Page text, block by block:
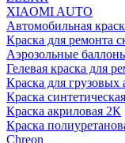
XIAOMI AUTO
Автомобильная
Краска для ремонта
Аэрозольные
Гелевая краска для
Краска для грузовых
Краска
Краска акриловая 2К
Краска
Chreon